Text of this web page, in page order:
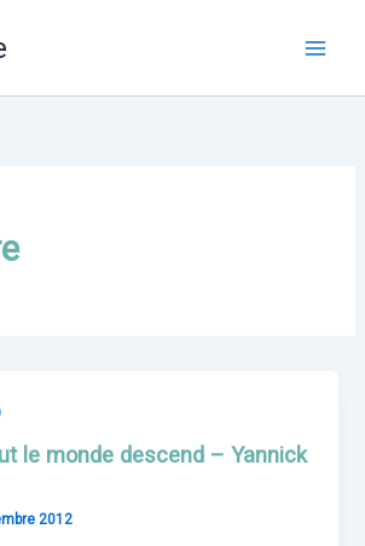
le monde descend – Yannick
2012